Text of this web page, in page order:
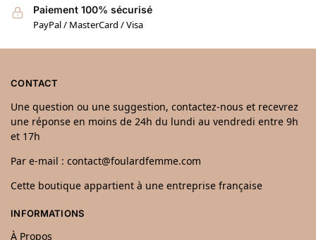
Paiement 100% sécurisé
PayPal / MasterCard / Visa
CONTACT
Une question ou une suggestion, contactez-nous et recevrez
une réponse en moins de 24h du lundi au vendredi entre 9h
et 17h
Par e-mail : contact@foulardfemme.com
Cette boutique appartient à une entreprise française
INFORMATIONS
À Propos